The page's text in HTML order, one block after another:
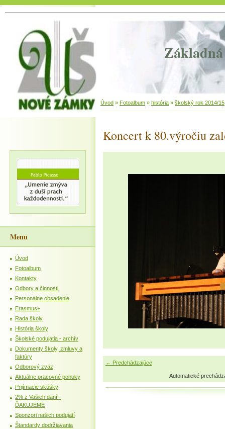
Základná
Úvod » Fotoalbum » história » školský rok 2014/15
Koncert k 80.výročiu
← Predchádzajúce
Automatické
Menu
Úvod
Fotoalbum
Kontakty
Odbory a činnosti
Personálne obsadenie
Erasmus+
Rada školy
História školy
Školské podujatia - archív
Dokumenty školy, zmluvy a
faktúry
Odborový zväz
Aktuálne pracovné ponuky
Prijímacie skúšky
2% z Vašich daní -
ĎAKUJEME
Sponzori našich podujatí
Štandardy dodržiavania